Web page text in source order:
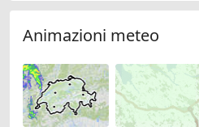
Animazioni meteo